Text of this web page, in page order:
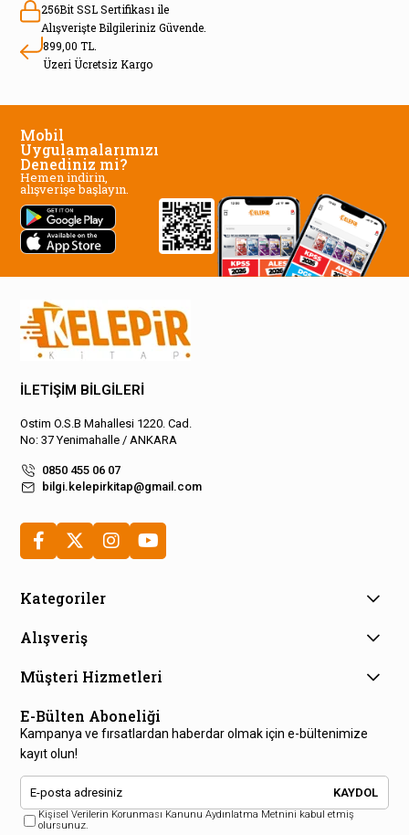
256Bit SSL Sertifikası ile
Alışverişte Bilgileriniz Güvende.
899,00 TL.
Üzeri Ücretsiz Kargo
Mobil
Uygulamalarımızı
Denediniz mi?
Hemen indirin,
alışverişe başlayın.
İLETİŞİM BİLGİLERİ
Ostim O.S.B Mahallesi 1220. Cad.
No: 37 Yenimahalle / ANKARA
0850 455 06 07
bilgi.kelepirkitap@gmail.com
Kategoriler
Alışveriş
Müşteri Hizmetleri
E-Bülten Aboneliği
Kampanya ve fırsatlardan haberdar olmak için e-bültenimize
kayıt olun!
KAYDOL
Kişisel Verilerin Korunması Kanunu Aydınlatma Metnini kabul etmiş
olursunuz.